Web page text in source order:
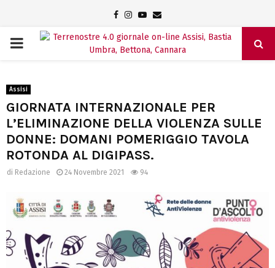
Facebook
Instagram
Youtube
Email
PRIMARY
Assisi
GIORNATA INTERNAZIONALE PER
L’ELIMINAZIONE DELLA VIOLENZA SULLE
DONNE: DOMANI POMERIGGIO TAVOLA
ROTONDA AL DIGIPASS.
di Redazione 24 Novembre 2021 94